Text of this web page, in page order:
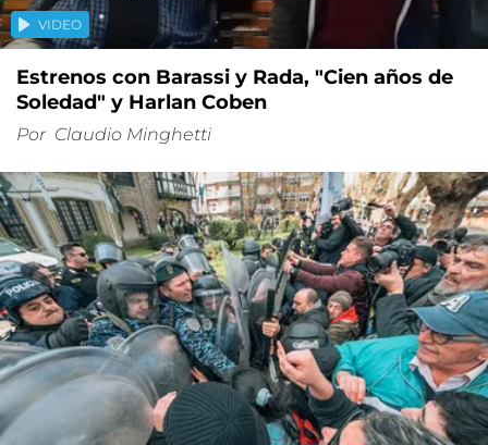
VIDEO
Estrenos con Barassi y Rada, "Cien años de
Soledad" y Harlan Coben
Por Claudio Minghetti